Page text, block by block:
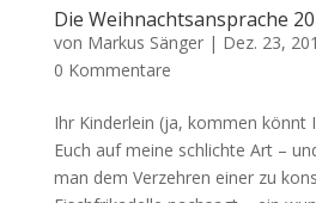
Die Weihnachtsansprache
von Markus Sänger| Dez. 23,
0 Kommentare
Ihr Kinderlein (ja, kommen könnt
Euch auf meine schlichte Art –
man dem Verzehren einer zu